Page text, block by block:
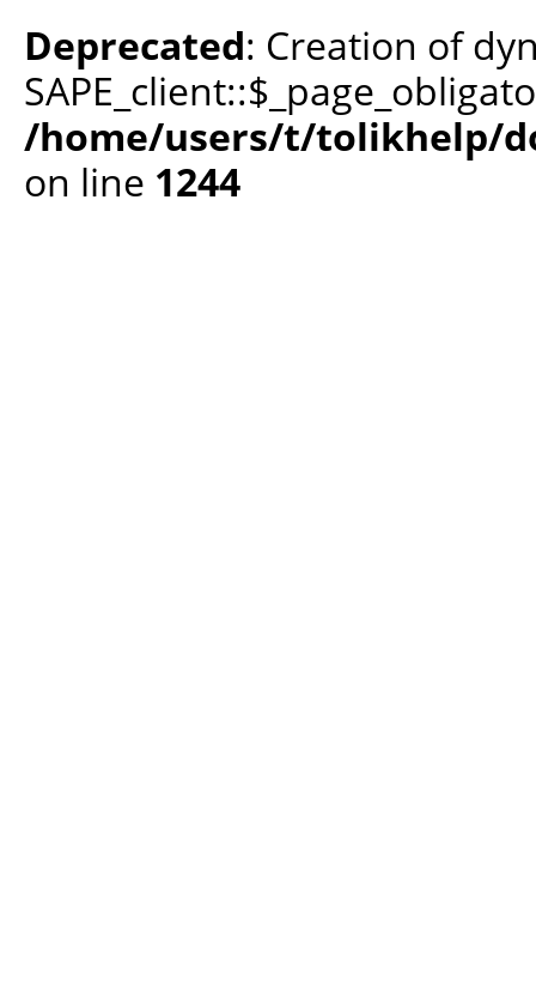
Deprecated: Creation of
/home/users/t/tolikhelp/
on line 1244